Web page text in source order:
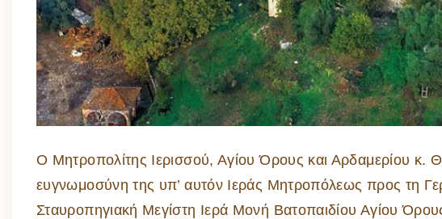
Ο Μητροπολίτης Ιερισσού, Αγίου Όρους και Αρδαμερίου κ.
ευγνωμοσύνη της υπ’ αυτόν Ιεράς Μητροπόλεως προς τη
Σταυροπηγιακή Μεγίστη Ιερά Μονή Βατοπαιδίου Αγίου